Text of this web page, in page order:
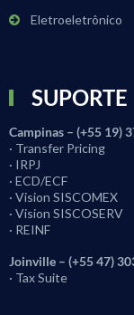
Eletroeletrônico
SUPORTE
Campinas – (+55 19)
· Transfer Pricing
· IRPJ
· ECD/ECF
· Vision SISCOMEX
· Vision SISCOSERV
· REINF
Joinville – (+55 47)
· Tax Suite